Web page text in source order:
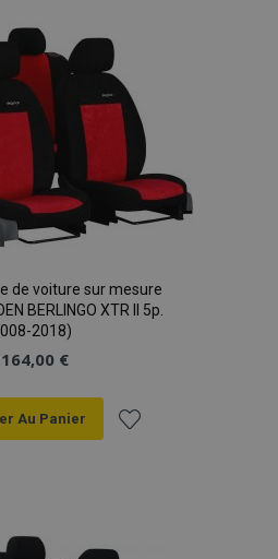
liste
d'achats
de voiture sur mesure
BERLINGO XTR II 5p.
2018)
164,00 €
Au Panier
liste